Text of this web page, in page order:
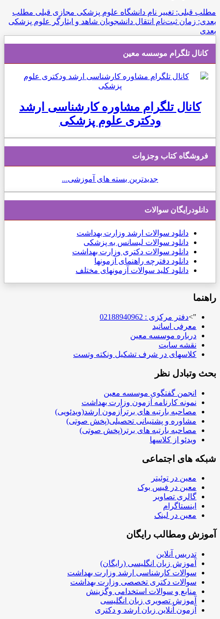
مطلب قبلی: تغییر نام دانشگاه علوم پزشکی مجازی قبلی مطلب
بعدی: زمان ثبت‌نام انتقال دانشجویان شاهد و ایثارگر علوم پزشکی
بعدی
کانال تلگرام موسسه معین
کانال تلگرام مشاوره کارشناسی ارشد
ودکتری علوم پزشکی
فروشگاه کتاب وجزوات
جدیدترین بسته های آموزشی...
دانلودرایگان سوالات
دانلود سوالات ارشد وزارت بهداشت
دانلود سوالات لیسانس به پزشکی
دانلود سوالات دکتری وزارت بهداشت
دانلود دفترچه راهنمای آزمونها
دانلود کلید سوالات آزمونهای مختلف
راهنما
">دفتر مرکزی : 02188940962
معرفی اساتید
درباره موسسه معین
نقشه سایت
کلاسهای در شرف تشکیل ونکته وتست
بحث وتبادل نظر
انجمن گفتگوی موسسه معین
نمونه کارنامه آزمون وزارت بهداشت
مصاحبه بارتبه های برترآزمون ارشد(ویدئویی)
مشاوره و پشتیبانی تحصیلی(پخش صوتی)
مصاحبه بارتبه های برتر(پخش صوتی)
ویدئو از کلاسها
شبکه های اجتماعی
معین در توئیتر
معین در فیس بوک
گالری تصاویر
اینستاگرام
معین در لینک
آموزش ومطالب رایگان
تدریس آنلاین
آموزش زبان انگلیسی (رایگان)
سوالات کارشناسی ارشد وزارت بهداشت
سوالات دکتری تخصصی وزارت بهداشت
منابع و سوالات استخدامی وگزینش
آموزش تصویری زبان انگلیسی
آزمون آنلاین زبان ارشد و دکتری